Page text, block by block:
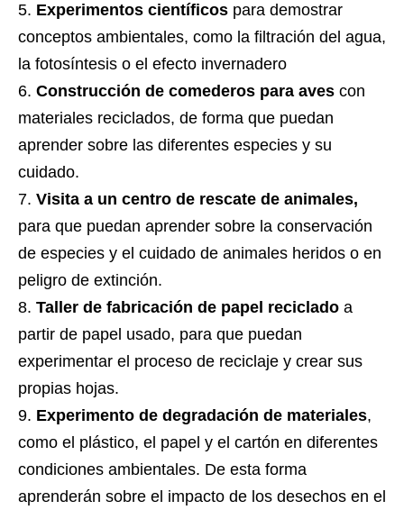
Experimentos científicos para demostrar
conceptos ambientales, como la filtración del agua,
la fotosíntesis o el efecto invernadero
Construcción de comederos para aves con
materiales reciclados, de forma que puedan
aprender sobre las diferentes especies y su
cuidado.
Visita a un centro de rescate de animales,
para que puedan aprender sobre la conservación
de especies y el cuidado de animales heridos o en
peligro de extinción.
Taller de fabricación de papel reciclado a
partir de papel usado, para que puedan
experimentar el proceso de reciclaje y crear sus
propias hojas.
Experimento de degradación de materiales,
como el plástico, el papel y el cartón en diferentes
condiciones ambientales. De esta forma
aprenderán sobre el impacto de los desechos en el